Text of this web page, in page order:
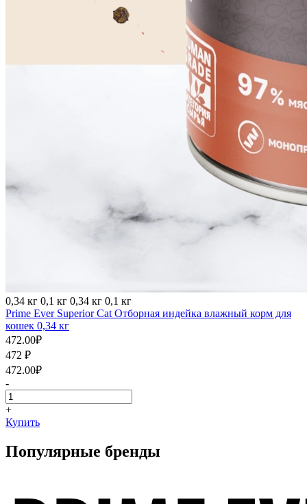
0,34 кг 0,1 кг 0,34 кг 0,1 кг
Prime Ever Superior Cat Отборная индейка влажный корм для
кошек 0,34 кг
472.00₽
472 ₽
472.00₽
-
+
Купить
Популярные бренды